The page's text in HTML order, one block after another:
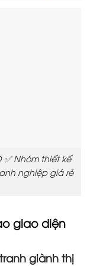
Nhóm thiết kế
nghiệp giá rẻ
giao diện
giành thị